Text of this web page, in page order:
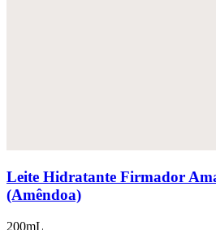
Leite Hidratante Firmador
(Amêndoa)
200mL